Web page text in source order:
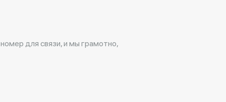
для связи, и мы грамотно,